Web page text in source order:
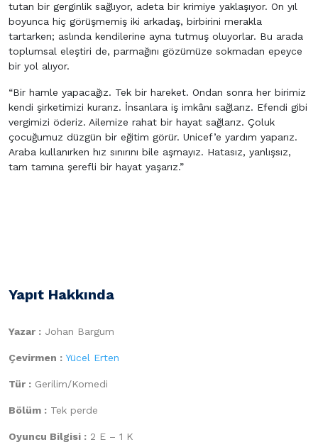
tutan bir gerginlik sağlıyor, adeta bir krimiye yaklaşıyor. On yıl
boyunca hiç görüşmemiş iki arkadaş, birbirini merakla
tartarken; aslında kendilerine ayna tutmuş oluyorlar. Bu arada
toplumsal eleştiri de, parmağını gözümüze sokmadan epeyce
bir yol alıyor.
“Bir hamle yapacağız. Tek bir hareket. Ondan sonra her birimiz
kendi şirketimizi kurarız. İnsanlara iş imkânı sağlarız. Efendi gibi
vergimizi öderiz. Ailemize rahat bir hayat sağlarız. Çoluk
çocuğumuz düzgün bir eğitim görür. Unicef’e yardım yaparız.
Araba kullanırken hız sınırını bile aşmayız. Hatasız, yanlışsız,
tam tamına şerefli bir hayat yaşarız.”
Yapıt Hakkında
Yazar : Johan Bargum
Çevirmen : Yücel Erten
Tür : Gerilim/Komedi
Bölüm : Tek perde
Oyuncu Bilgisi : 2 E – 1 K